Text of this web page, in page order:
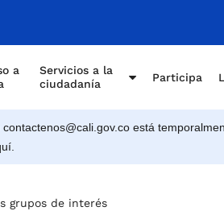
a
Servicios a la
ciudadanía
Participa
está
grupos de interés